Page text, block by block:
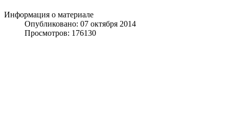
Информация о материале
Опубликовано: 07 октября 2014
Просмотров: 176130